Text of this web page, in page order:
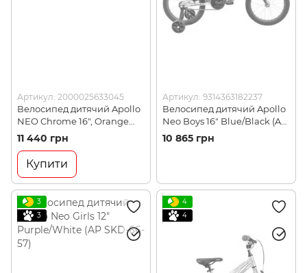
Артикул: 2000025633045
Велосипед дитячий Apollo
NEO Chrome 16", Orange
(AP SKE-08-97)
11 440 грн
Купити
Артикул: 9314363182237
Велосипед дитячий Apollo
Neo Boys 16" Blue/Black (AP
SKD-31-59)
10 865 грн
3
3
4
4